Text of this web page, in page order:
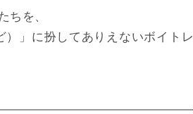
ちを、
」に扮してありえないボイトレ